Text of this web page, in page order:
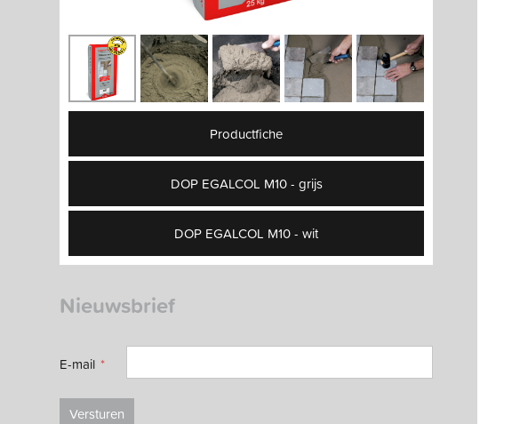
Productfiche
DOP EGALCOL M10 - grijs
DOP EGALCOL M10 - wit
Nieuwsbrief
E-mail
Versturen